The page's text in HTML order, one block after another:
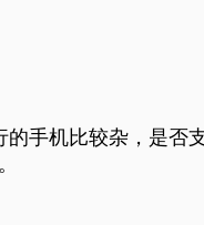
的手机比较杂，是否